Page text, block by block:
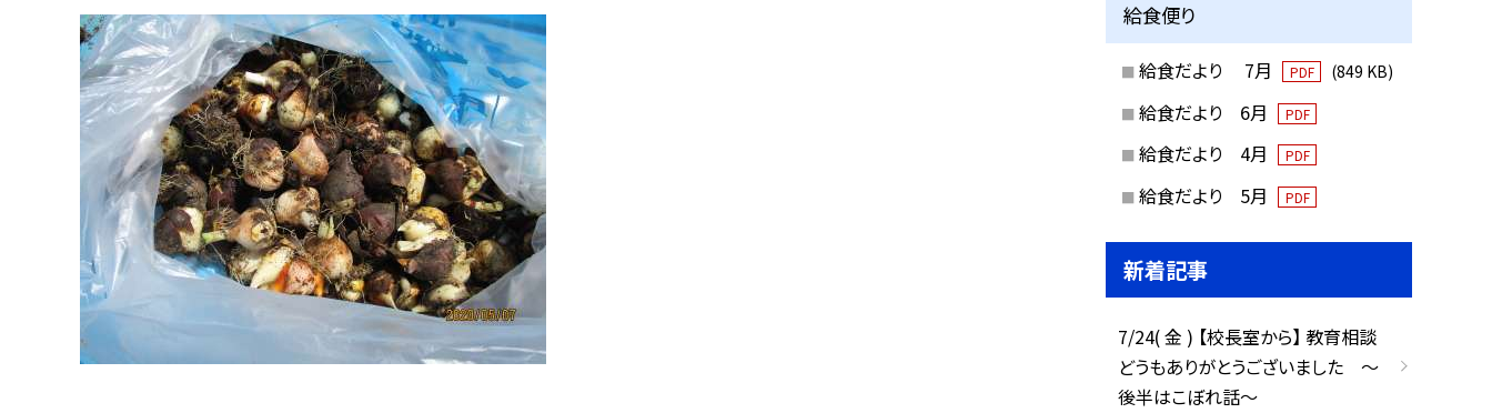
給食便り
給食だより 7月 PDF (849 KB)
給食だより 6月 PDF
給食だより 4月 PDF
給食だより 5月 PDF
新着記事
7/24( 金 ) 【校長室から】 教育相談
どうもありがとうございました ～
後半はこぼれ話～